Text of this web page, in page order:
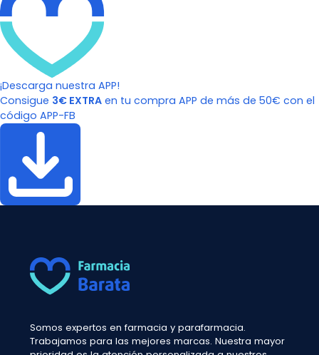
¡Descarga nuestra APP!
Consigue 3€ EXTRA en tu compra APP de más de 50€ con el
código APP-FB
Somos expertos en farmacia y parafarmacia.
Trabajamos para las mejores marcas. Nuestra mayor